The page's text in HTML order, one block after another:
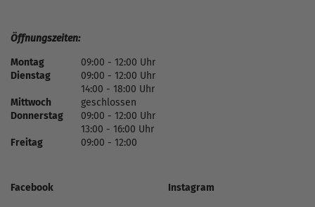
Öffnungszeiten:
Montag
09:00 - 12:00 Uhr
Dienstag
09:00 - 12:00 Uhr
14:00 - 18:00 Uhr
Mittwoch
geschlossen
Donnerstag
09:00 - 12:00 Uhr
13:00 - 16:00 Uhr
Freitag
09:00 - 12:00
Facebook
Instagram